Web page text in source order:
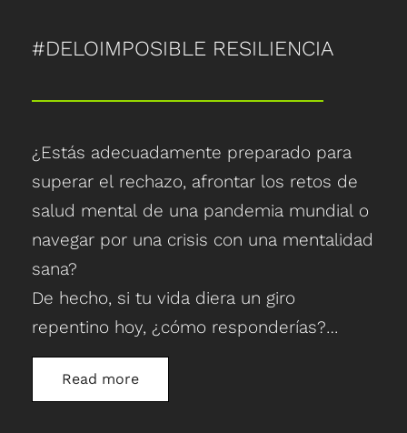
#DELOIMPOSIBLE RESILIENCIA
¿Estás adecuadamente preparado para
superar el rechazo, afrontar los retos de
salud mental de una pandemia mundial o
navegar por una crisis con una mentalidad
sana?
De hecho, si tu vida diera un giro
repentino hoy, ¿cómo responderías?
En el volátil mundo actual, la habilidad
más importante que podemos desarrollar
Read more